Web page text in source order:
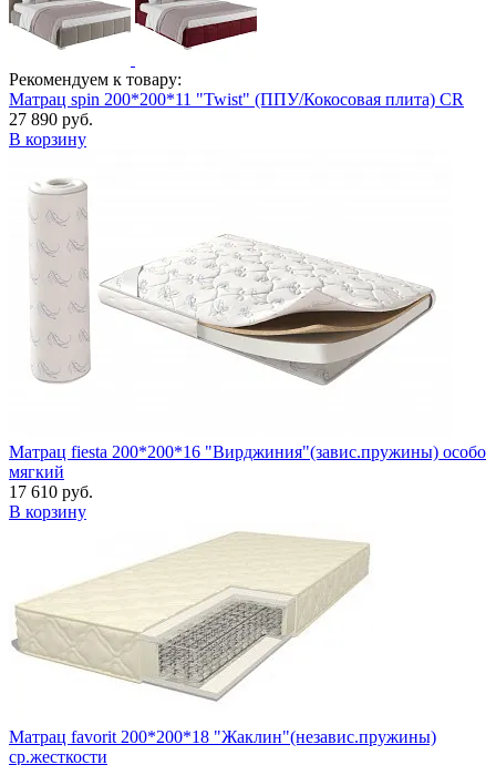
Рекомендуем к товару:
Матрац spin 200*200*11 "Twist" (ППУ/Кокосовая плита) CR
27 890 руб.
В корзину
Матрац fiesta 200*200*16 "Вирджиния"(завис.пружины) особо
мягкий
17 610 руб.
В корзину
Матрац favorit 200*200*18 "Жаклин"(независ.пружины)
ср.жесткости